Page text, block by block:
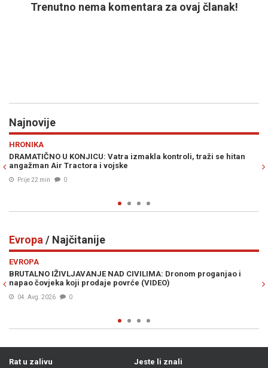
Trenutno nema komentara za ovaj članak!
Najnovije
traži se hitan
DAN KADA JE SVIJET ZADRHTAO: Kako je
oružje u historiji i ko je zapravo trebao biti
Evropa / Najčitanije
proganjao i
NOVA ODLUKA KREMLJA IZAZVALA HAOS U
strahu masovno rasprodaju imovinu i bježe iz
Rat u zalivu
Jeste li znali